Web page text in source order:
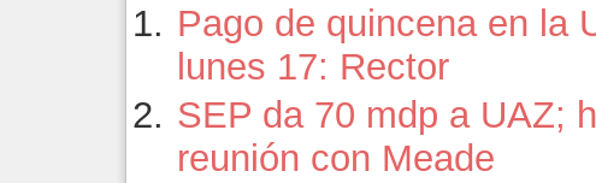
Pago de quincena en la
lunes 17: Rector
SEP da 70 mdp a UAZ;
reunión con Meade